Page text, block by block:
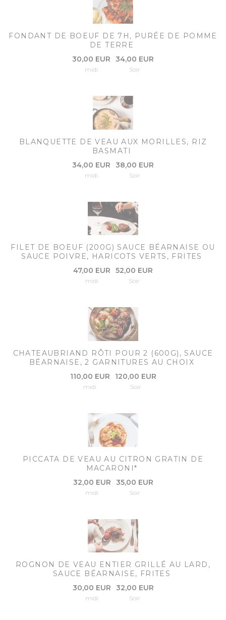
FONDANT DE BOEUF DE 7H, PURÉE DE POMME
DE TERRE
30,00 EUR
midi
34,00 EUR
Soir
BLANQUETTE DE VEAU AUX MORILLES, RIZ
BASMATI
34,00 EUR
midi
38,00 EUR
Soir
FILET DE BOEUF (200G) SAUCE BÉARNAISE OU
SAUCE POIVRE, HARICOTS VERTS, FRITES
47,00 EUR
midi
52,00 EUR
Soir
CHATEAUBRIAND RÔTI POUR 2 (600G), SAUCE
BÉARNAISE, 2 GARNITURES AU CHOIX
110,00 EUR
midi
120,00 EUR
Soir
PICCATA DE VEAU AU CITRON GRATIN DE
MACARONI*
32,00 EUR
midi
35,00 EUR
Soir
ROGNON DE VEAU ENTIER GRILLÉ AU LARD,
SAUCE BÉARNAISE, FRITES
30,00 EUR
midi
32,00 EUR
Soir